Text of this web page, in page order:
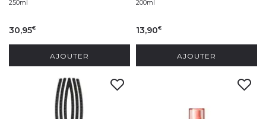
250ml
30,95€
AJOUTER
200ml
13,90€
AJOUTER